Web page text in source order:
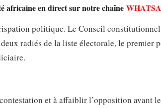
africaine en direct sur notre chaîne
politique. Le Conseil
radiés de la liste électorale, le premier
et à affaiblir l’opposition avant